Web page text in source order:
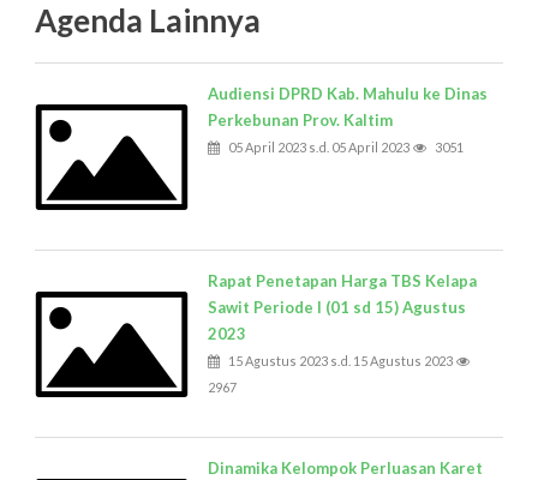
Agenda Lainnya
Audiensi DPRD Kab. Mahulu ke Dinas
Perkebunan Prov. Kaltim
05 April 2023 s.d. 05 April 2023 3051
Rapat Penetapan Harga TBS Kelapa
Sawit Periode I (01 sd 15) Agustus
2023
15 Agustus 2023 s.d. 15 Agustus 2023
2967
Dinamika Kelompok Perluasan Karet